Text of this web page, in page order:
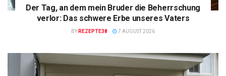
Der Tag, an dem mein Bruder die Beherrschung
verlor: Das schwere Erbe unseres Vaters
BY REZEPTE38 7 AUGUST 2026